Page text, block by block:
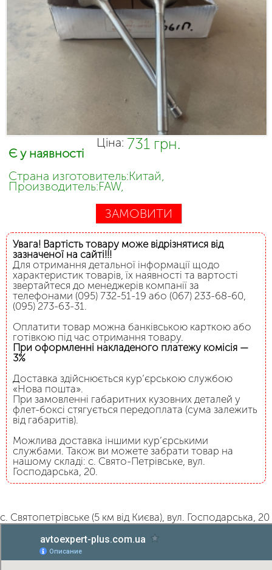
Ціна: 731 грн.
Є у наявності
Страна изготовитель:Китай,
Производитель:FAW,
ЗАМОВИТИ
Увага! Вартість товару може відрізнятися від
зазначеної на сайті!!!
Для отримання детальної інформації щодо
характеристик товарів, їх наявності та вартості
звертайтеся до менеджерів компанії за
телефонами (095) 732-51-19 або (067) 233-68-60,
(095) 273-63-31.
Оплатити товар можна банківською карткою або
готівкою під час отримання товару.
При оформленні накладеного платежу комісія —
3%
Доставка здійснюється кур’єрською службою
«Нова пошта».
При замовленні габаритних кузовних деталей у
флет-боксі стягується передоплата (сума залежить
від габаритів).
Можлива доставка іншими кур’єрськими
службами. Також ви можете забрати товар на
нашому складі: с. Свято-Петрівське, вул.
Господарська, 20.
с. Святопетрівське (5 км від Києва), вул. Господарська, 20